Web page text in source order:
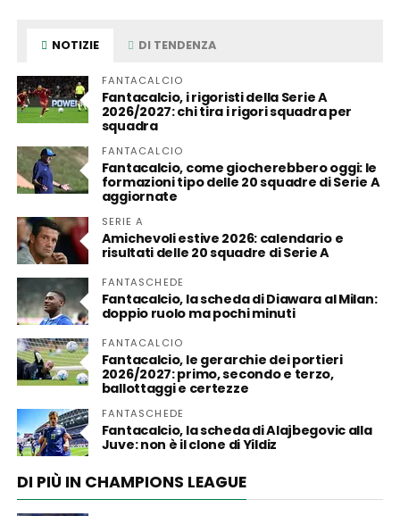
NOTIZIE DI TENDENZA
FANTACALCIO
Fantacalcio, i rigoristi della Serie A
2026/2027: chi tira i rigori squadra per
squadra
FANTACALCIO
Fantacalcio, come giocherebbero oggi: le
formazioni tipo delle 20 squadre di Serie A
aggiornate
SERIE A
Amichevoli estive 2026: calendario e
risultati delle 20 squadre di Serie A
FANTASCHEDE
Fantacalcio, la scheda di Diawara al Milan:
doppio ruolo ma pochi minuti
FANTACALCIO
Fantacalcio, le gerarchie dei portieri
2026/2027: primo, secondo e terzo,
ballottaggi e certezze
FANTASCHEDE
Fantacalcio, la scheda di Alajbegovic alla
Juve: non è il clone di Yildiz
DI PIÙ IN CHAMPIONS LEAGUE